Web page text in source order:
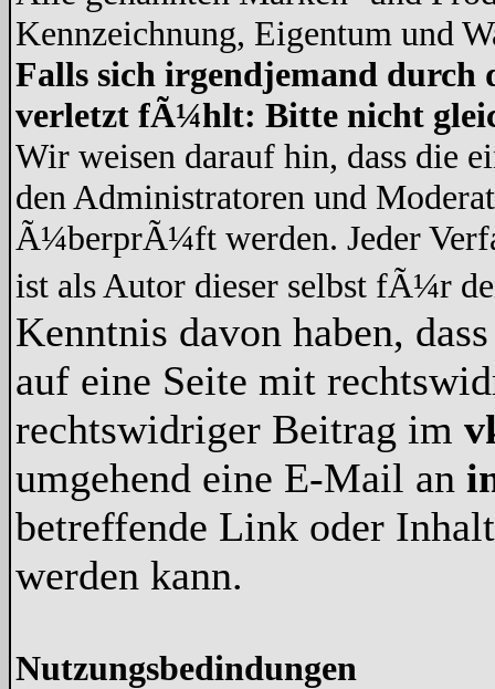
Kennzeichnung, Eigentum und
Falls sich irgendjemand durch
verletzt fÃ¼hlt: Bitte nicht
Wir weisen darauf hin, dass die
den Administratoren und
Ã¼berprÃ¼ft werden. Jeder
ist als Autor dieser selbst fÃ¼r
Kenntnis davon haben,
auf eine Seite mit
rechtswidriger Beitrag im
umgehend eine E-Mail an
betreffende Link oder
werden kann.
Nutzungsbedindungen